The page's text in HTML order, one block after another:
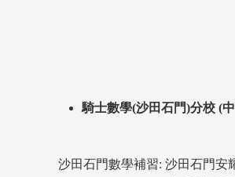
騎士數學(沙田石門)分校 (
沙田石門數學補習: 沙田石門安